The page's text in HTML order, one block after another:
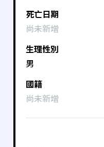
死亡日期
尚未新增
生理性別
男
國籍
尚未新增